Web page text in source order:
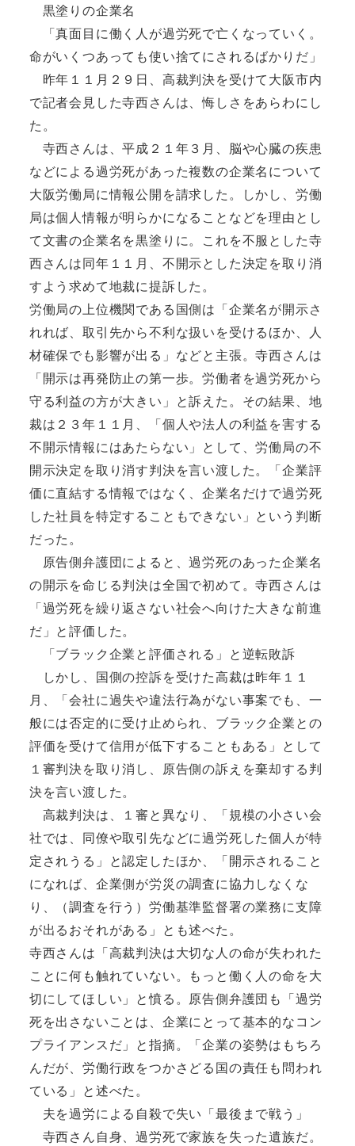
黒塗りの企業名
「真面目に働く人が過労死で亡くなっていく。
命がいくつあっても使い捨てにされるばかりだ」
昨年１１月２９日、高裁判決を受けて大阪市内
で記者会見した寺西さんは、悔しさをあらわにし
た。
寺西さんは、平成２１年３月、脳や心臓の疾患
などによる過労死があった複数の企業名について
大阪労働局に情報公開を請求した。しかし、労働
局は個人情報が明らかになることなどを理由とし
て文書の企業名を黒塗りに。これを不服とした寺
西さんは同年１１月、不開示とした決定を取り消
すよう求めて地裁に提訴した。
労働局の上位機関である国側は「企業名が開示さ
れれば、取引先から不利な扱いを受けるほか、人
材確保でも影響が出る」などと主張。寺西さんは
「開示は再発防止の第一歩。労働者を過労死から
守る利益の方が大きい」と訴えた。その結果、地
裁は２３年１１月、「個人や法人の利益を害する
不開示情報にはあたらない」として、労働局の不
開示決定を取り消す判決を言い渡した。「企業評
価に直結する情報ではなく、企業名だけで過労死
した社員を特定することもできない」という判断
だった。
原告側弁護団によると、過労死のあった企業名
の開示を命じる判決は全国で初めて。寺西さんは
「過労死を繰り返さない社会へ向けた大きな前進
だ」と評価した。
「ブラック企業と評価される」と逆転敗訴
しかし、国側の控訴を受けた高裁は昨年１１
月、「会社に過失や違法行為がない事案でも、一
般には否定的に受け止められ、ブラック企業との
評価を受けて信用が低下することもある」として
１審判決を取り消し、原告側の訴えを棄却する判
決を言い渡した。
高裁判決は、１審と異なり、「規模の小さい会
社では、同僚や取引先などに過労死した個人が特
定されうる」と認定したほか、「開示されること
になれば、企業側が労災の調査に協力しなくな
り、（調査を行う）労働基準監督署の業務に支障
が出るおそれがある」とも述べた。
寺西さんは「高裁判決は大切な人の命が失われた
ことに何も触れていない。もっと働く人の命を大
切にしてほしい」と憤る。原告側弁護団も「過労
死を出さないことは、企業にとって基本的なコン
プライアンスだ」と指摘。「企業の姿勢はもちろ
んだが、労働行政をつかさどる国の責任も問われ
ている」と述べた。
夫を過労による自殺で失い「最後まで戦う」
寺西さん自身、過労死で家族を失った遺族だ。